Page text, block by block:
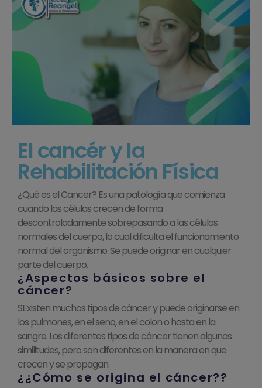
El cancér y la
Rehabilitación Física
¿Qué es el Cancer? Es una patología que comienza
cuando las células crecen de forma
descontroladamente sobrepasando a las células
normales del cuerpo, lo cual dificulta el funcionamiento
normal del organismo. Se puede originar en cualquier
parte del cuerpo.
¿Aspectos básicos sobre el
cáncer?
SExisten muchos tipos de cáncer y puede originarse en
los pulmones, en el seno, en el colon o hasta en la
sangre. Los diferentes tipos de cáncer tienen algunas
similitudes, pero son diferentes en la manera en que
crecen y se propagan.
¿¿Cómo se origina el cáncer??